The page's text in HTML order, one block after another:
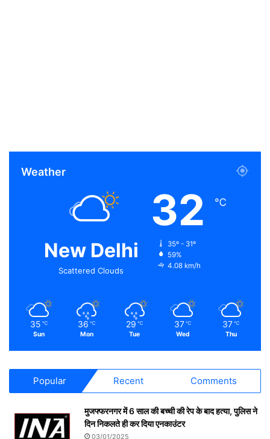
Weather
New Delhi
Scattered Clouds
32 ℃
35º - 31º
59%
4.08 km/h
35 ℃
Sun
36 ℃
Mon
29 ℃
Tue
37 ℃
Wed
37 ℃
Thu
Popular Recent Comments
मुजफ्फरनगर में 6 साल की बच्ची की रेप के बाद हत्या, पुलिस ने
दिन निकलते ही कर दिया एनकाउंटर
03/01/2025